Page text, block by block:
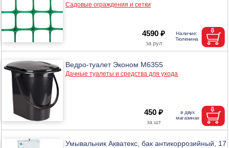
Садовые ограждения и сетки
4590 ₽
Ведро-туалет Эконом М6355
Дачные туалеты и средства для ухода
450 ₽
Умывальник Акватекс, бак антикоррозийный, 17